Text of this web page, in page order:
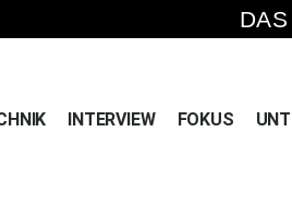
INTERVIEW FOKUS